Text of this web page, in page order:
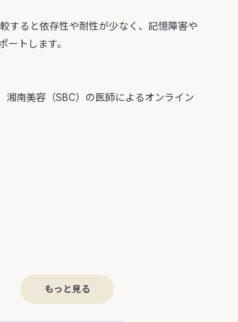
すると依存性や耐性が少なく、記憶障害や
トします。
南美容（SBC）の医師によるオンライン
もっと見る